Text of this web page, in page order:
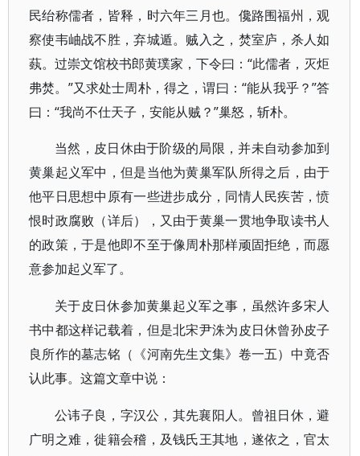
民绐称儒者，皆释，时六年三月也。儳路围福州，观
察使韦岫战不胜，弃城遁。贼入之，焚室庐，杀人如
蓺。过崇文馆校书郎黄璞家，下令曰：“此儒者，灭炬
弗焚。”又求处士周朴，得之，谓曰：“能从我乎？”答
曰：“我尚不仕天子，安能从贼？”巢怒，斩朴。
当然，皮日休由于阶级的局限，并未自动参加到
黄巢起义军中，但是当他为黄巢军队所得之后，由于
他平日思想中原有一些进步成分，同情人民疾苦，愤
恨时政腐败（详后），又由于黄巢一贯地争取读书人
的政策，于是他即不至于像周朴那样顽固拒绝，而愿
意参加起义军了。
关于皮日休参加黄巢起义军之事，虽然许多宋人
书中都这样记载着，但是北宋尹洙为皮日休曾孙皮子
良所作的墓志铭（《河南先生文集》卷一五）中竟否
认此事。这篇文章中说：
公讳子良，字汉公，其先襄阳人。曾祖日休，避
广明之难，徙籍会稽，及钱氏王其地，遂依之，官太